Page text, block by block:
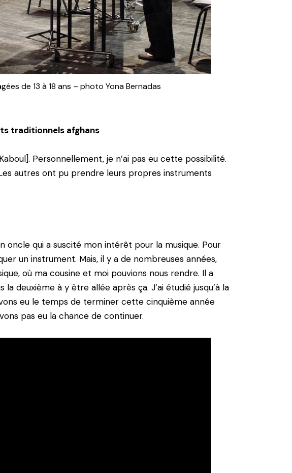
de 13 à 18 ans – photo Yona Bernadas
traditionnels afghans
Personnellement, je n’ai pas eu cette possibilité.
autres ont pu prendre leurs propres instruments
oncle qui a suscité mon intérêt pour la musique. Pour
un instrument. Mais, il y a de nombreuses années,
où ma cousine et moi pouvions nous rendre. Il a
deuxième à y être allée après ça. J’ai étudié jusqu’à la
eu le temps de terminer cette cinquième année
pas eu la chance de continuer.